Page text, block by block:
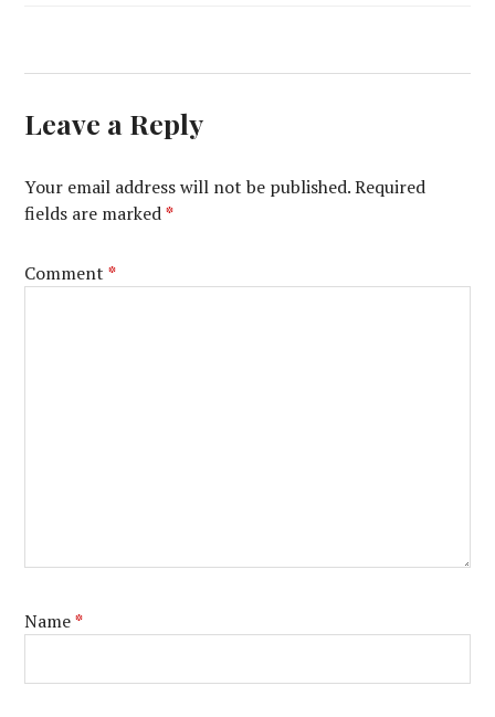
Leave a Reply
Your email address will not be published. Required
fields are marked*
Comment*
Name*